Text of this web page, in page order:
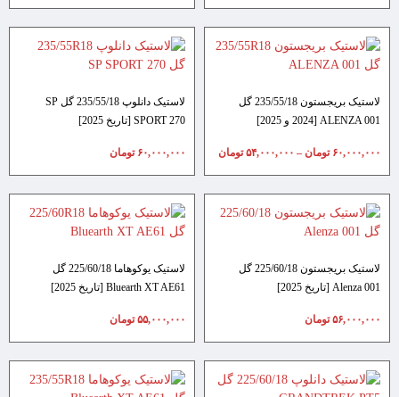
لاستیک بریجستون 235/55/18 گل
ALENZA 001 [2024 و 2025]
۶۰,۰۰۰,۰۰۰ تومان – ۵۴,۰۰۰,۰۰۰ تومان
لاستیک دانلوپ 235/55/18 گل SP
SPORT 270 [تاریخ 2025]
۶۰,۰۰۰,۰۰۰ تومان
لاستیک بریجستون 225/60/18 گل
Alenza 001 [تاریخ 2025]
۵۶,۰۰۰,۰۰۰ تومان
لاستیک یوکوهاما 225/60/18 گل
Bluearth XT AE61 [تاریخ 2025]
۵۵,۰۰۰,۰۰۰ تومان